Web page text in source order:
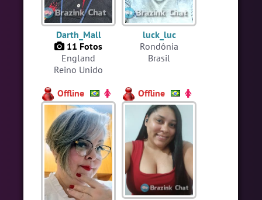
Ver todas as salas
🎁 Promoção
🛍 Crie seu Chat e Rádio 📻
com Site e Chat Bot 🤖 de Pedidos
English Português Español © 2018 Brazink
Darth_Mall
11 Fotos
England
Reino Unido
luck_luc
Rondônia
Brasil
Offline Offline